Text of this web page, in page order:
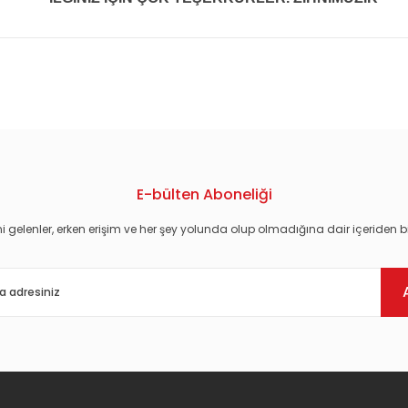
E-bülten Aboneliği
gelenler, erken erişim ve her şey yolunda olup olmadığına dair içeriden